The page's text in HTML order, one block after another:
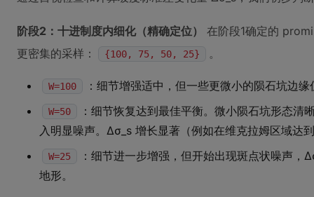
阶段2：十进制度内细化（精确定位）
在阶段1确定的
更密集的采样：
{100, 75, 50, 25} 。
W=100 ：细节增强适中，但一些更微小的陨石坑边
W=50
：细节恢复达到最佳平衡。微小陨石坑形态清
入明显噪声。∆σ_s 增长显著（例如在维克拉姆区域达
W=25
：细节进一步增强，但开始出现斑点状噪声
地形。